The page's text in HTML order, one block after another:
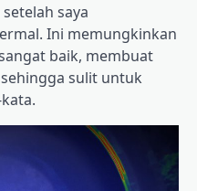
saya
Ini memungkinkan
baik, membuat
sulit untuk